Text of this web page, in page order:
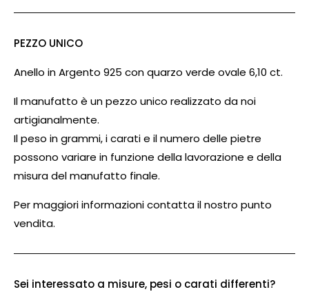
PEZZO UNICO
Anello in Argento 925 con quarzo verde ovale 6,10 ct.
Il manufatto è un pezzo unico realizzato da noi
artigianalmente.
Il peso in grammi, i carati e il numero delle pietre
possono variare in funzione della lavorazione e della
misura del manufatto finale.
Per maggiori informazioni contatta il nostro punto
vendita.
Sei interessato a misure, pesi o carati differenti?